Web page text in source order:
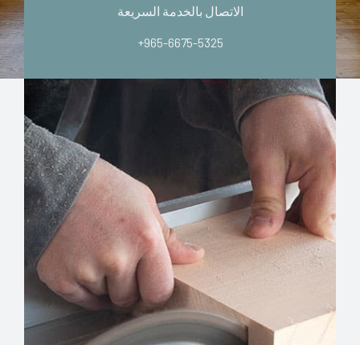
الاتصال بالخدمة السريعة
+965-6675-5325